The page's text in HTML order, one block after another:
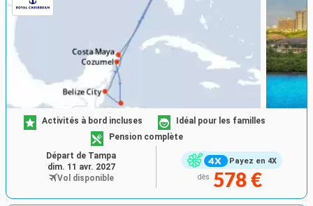
Payez en 4X
Activités à bord incluses
Idéal pour les familles
Pension complète
dès 578 €
Départ de Tampa
dim. 11 avr. 2027
Vol disponible